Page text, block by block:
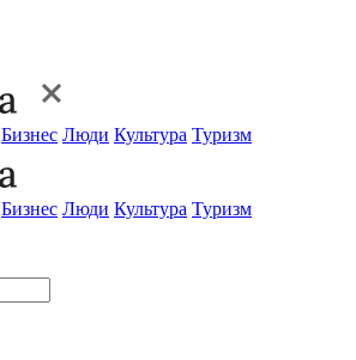
Бизнес Люди Культура Туризм
Бизнес Люди Культура Туризм